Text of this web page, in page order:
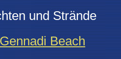
und Strände
Gennadi Beach